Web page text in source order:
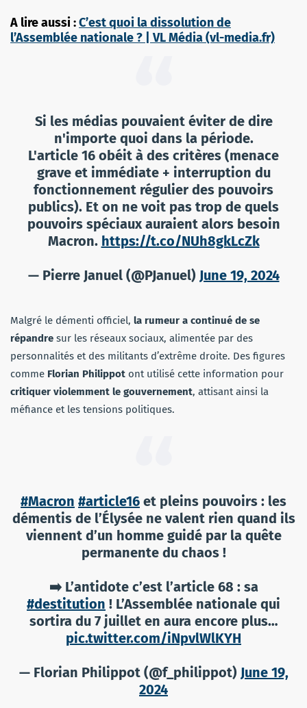
A lire aussi :C’est quoi la dissolution de
l’Assemblée nationale ? | VL Média (vl-media.fr)
Si les médias pouvaient éviter de dire
n'importe quoi dans la période.
L'article 16 obéit à des critères (menace
grave et immédiate + interruption du
fonctionnement régulier des pouvoirs
publics). Et on ne voit pas trop de quels
pouvoirs spéciaux auraient alors besoin
Macron. https://t.co/NUh8gkLcZk
— Pierre Januel (@PJanuel) June 19, 2024
Malgré le démenti officiel, la rumeur a continué de se
répandre sur les réseaux sociaux, alimentée par des
personnalités et des militants d’extrême droite. Des figures
comme Florian Philippot ont utilisé cette information pour
critiquer violemment le gouvernement, attisant ainsi la
méfiance et les tensions politiques.
#Macron #article16 et pleins pouvoirs : les
démentis de l’Élysée ne valent rien quand ils
viennent d’un homme guidé par la quête
permanente du chaos !
➡️ L’antidote c’est l’article 68 : sa
#destitution ! L’Assemblée nationale qui
sortira du 7 juillet en aura encore plus…
pic.twitter.com/iNpvlWlKYH
— Florian Philippot (@f_philippot) June 19,
2024